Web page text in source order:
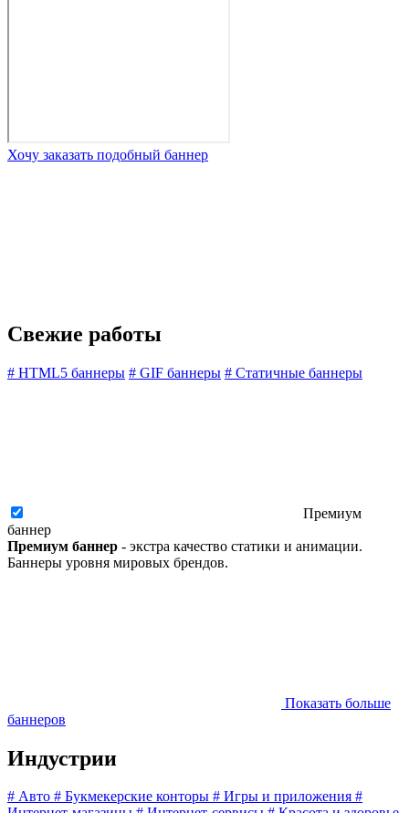
Хочу заказать подобный баннер
Свежие работы
# HTML5 баннеры # GIF баннеры # Статичные баннеры
Премиум
баннер
Премиум баннер - экстра качество статики и анимации.
Баннеры уровня мировых брендов.
Показать больше
баннеров
Индустрии
# Авто # Букмекерские конторы # Игры и приложения #